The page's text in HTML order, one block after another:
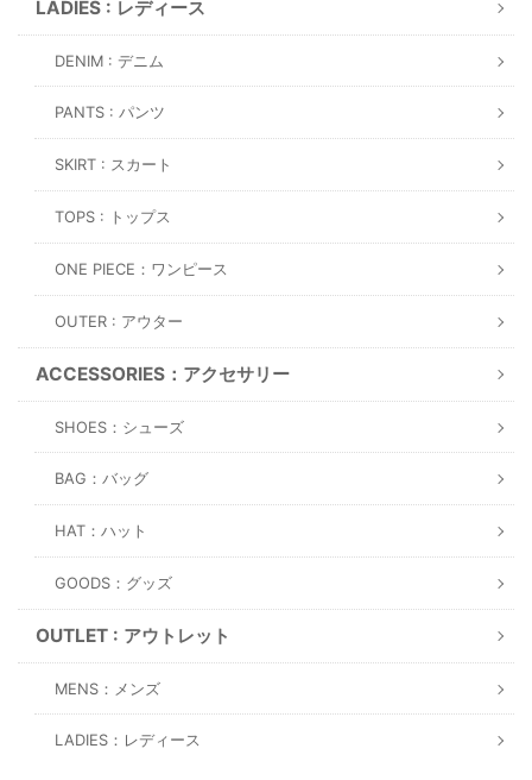
LADIES : レディース
DENIM : デニム
PANTS : パンツ
SKIRT : スカート
TOPS : トップス
ONE PIECE：ワンピース
OUTER : アウター
ACCESSORIES：アクセサリー
SHOES：シューズ
BAG：バッグ
HAT：ハット
GOODS：グッズ
OUTLET : アウトレット
MENS：メンズ
LADIES：レディース